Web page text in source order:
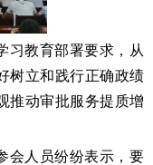
习教育部署要求， 从
树立和践行正确政绩
推动审批服务提质增
会人员纷纷表示，要